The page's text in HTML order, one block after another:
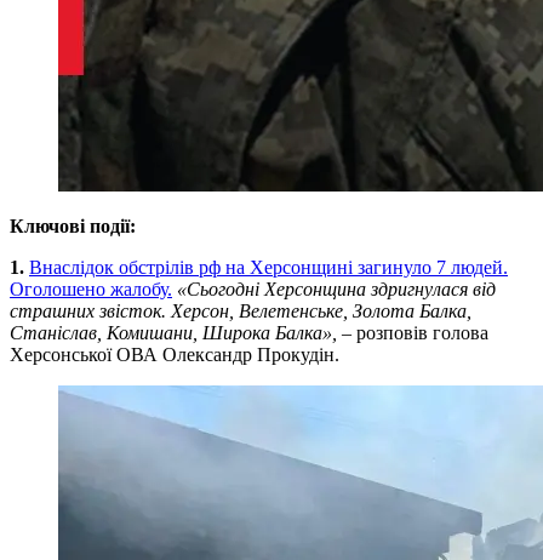
Ключові події:
1. Внаслідок обстрілів рф на Херсонщині загинуло 7 людей.
Оголошено жалобу. «Сьогодні Херсонщина здригнулася від
страшних звісток. Херсон, Велетенське, Золота Балка,
Станіслав, Комишани, Широка Балка», – розповів голова
Херсонської ОВА Олександр Прокудін.